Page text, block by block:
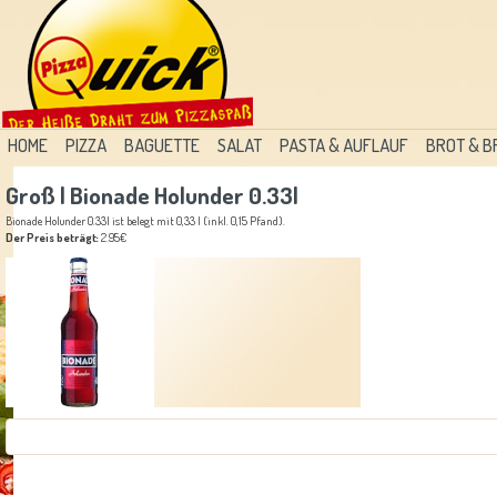
HOME PIZZA BAGUETTE SALAT PASTA & AUFLAUF BROT &
Groß | Bionade Holunder 0.33l
Bionade Holunder 0.33l ist belegt mit 0,33 l (inkl. 0,15 Pfand).
Der Preis beträgt:2.95€